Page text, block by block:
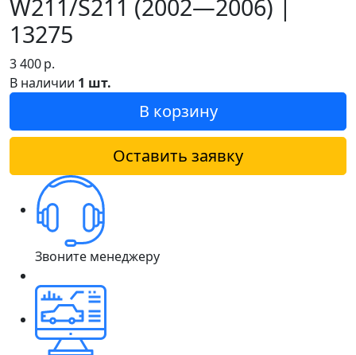
W211/S211 (2002—2006) |
13275
3 400р.
В наличии 1 шт.
В корзину
Оставить заявку
Звоните менеджеру